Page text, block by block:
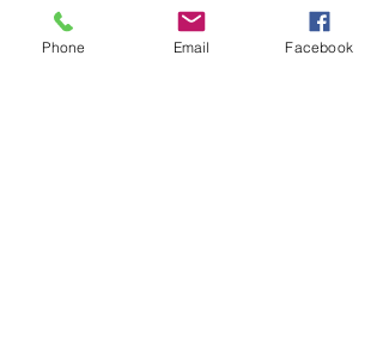
Phone Email Facebook